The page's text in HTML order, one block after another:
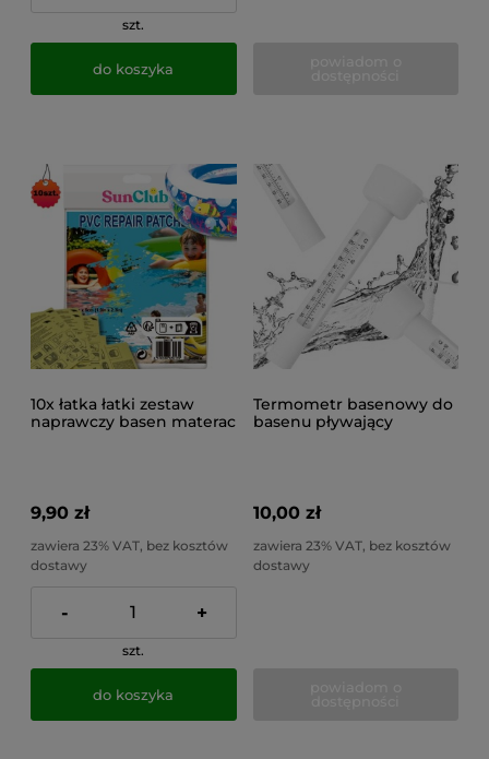
szt.
do koszyka
10x łatka łatki zestaw
naprawczy basen materac
9,90 zł
zawiera 23% VAT, bez kosztów
dostawy
- +
szt.
do koszyka
Termometr basenowy do
basenu pływający
10,00 zł
zawiera 23% VAT, bez kosztów
dostawy